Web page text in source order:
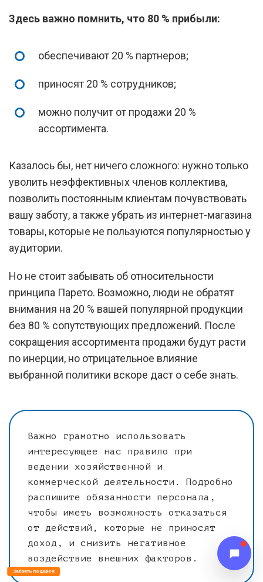
Здесь важно помнить, что 80 % прибыли:
обеспечивают 20 % партнеров;
приносят 20 % сотрудников;
можно получит от продажи 20 %
ассортимента.
Казалось бы, нет ничего сложного: нужно только
уволить неэффективных членов коллектива,
позволить постоянным клиентам почувствовать
вашу заботу, а также убрать из интернет-магазина
товары, которые не пользуются популярностью у
аудитории.
Но не стоит забывать об относительности
принципа Парето. Возможно, люди не обратят
внимания на 20 % вашей популярной продукции
без 80 % сопутствующих предложений. После
сокращения ассортимента продажи будут расти
по инерции, но отрицательное влияние
выбранной политики вскоре даст о себе знать.
Важно грамотно использовать
интересующее нас правило при
ведении хозяйственной и
коммерческой деятельности. Подробно
распишите обязанности персонала,
чтобы иметь возможность отказаться
от действий, которые не приносят
доход, и снизить негативное
воздействие внешних факторов.
Забрать подарок